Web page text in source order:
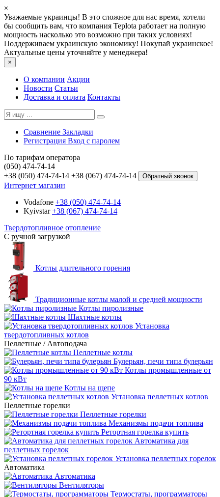
×
Уважаемые украинцы! В это сложное для нас время, хотели
бы сообщить вам, что компания Teplota работает на полную
мощность насколько это возможно при таких условиях!
Поддерживаем украинскую экономику! Покупай украинское!
Актуальные цены уточняйте у менеджера!
×
О компании Акции
Новости Статьи
Доставка и оплата Контакты
Сравнение Закладки
Регистрация Вход с паролем
По тарифам оператора
(050) 474-74-14
+38 (050) 474-74-14 +38 (067) 474-74-14 Обратный звонок
Интернет магазин
Vodafone +38 (050) 474-74-14
Kyivstar +38 (067) 474-74-14
Твердотопливное отопление
С ручной загрузкой
Котлы длительного горения
Традиционные котлы малой и средней мощности
Котлы пиролизные
Шахтные котлы
Установка
твердотопливных котлов
Пеллетные / Автоподача
Пеллетные котлы
Булерьян, печи типа булерьян
Котлы промышленные от
90 кВт
Котлы на щепе
Установка пеллетных котлов
Пеллетные горелки
Пеллетные горелки
Механизмы подачи топлива
Ретортная горелка купить
Автоматика для
пеллетных горелок
Установка пеллетных горелок
Автоматика
Автоматика
Вентиляторы
Термостаты, программаторы